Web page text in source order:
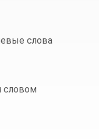
слова
словом